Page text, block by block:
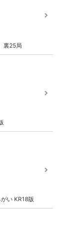
裏25局
い KR18版